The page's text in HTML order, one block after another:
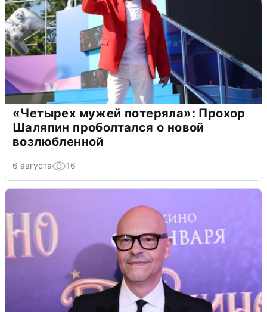
«Четырех мужей потеряла»: Прохор
Шаляпин проболтался о новой
возлюбленной
6 августа 16